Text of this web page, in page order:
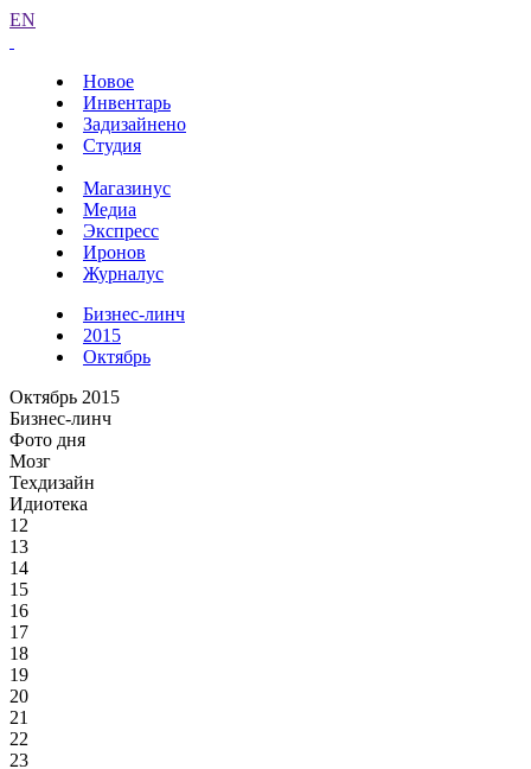
EN
Новое
Инвентарь
Задизайнено
Студия
Магазинус
Медиа
Экспресс
Иронов
Журналус
Бизнес-линч
2015
Октябрь
Октябрь 2015
Бизнес-линч
Фото дня
Мозг
Техдизайн
Идиотека
12
13
14
15
16
17
18
19
20
21
22
23